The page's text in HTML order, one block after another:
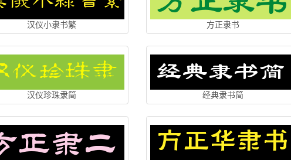
汉仪小隶书繁 方正隶书
汉仪珍珠隶简 经典隶书简